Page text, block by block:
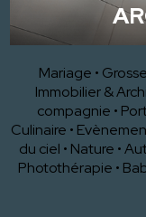
Mariage •
Immobilier &
compagnie •
Culinaire •
du ciel • Nature •
Photothérapie •